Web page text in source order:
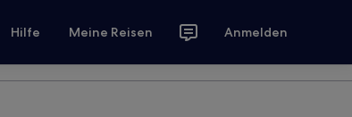
Hilfe Meine Reisen Anmelden